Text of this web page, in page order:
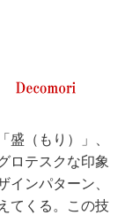
盛（もり）」、
ロテスクな印象
インパターン、
てくる。この技